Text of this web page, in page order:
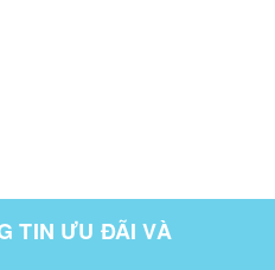
TIN ƯU ĐÃI VÀ